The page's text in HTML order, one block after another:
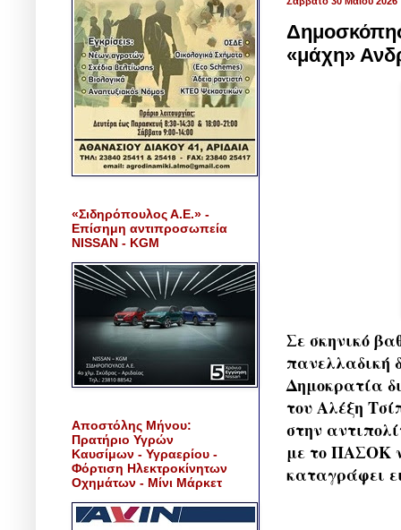
«μάχη»
Σε σκηνικό
πανελλαδική
Δημοκρατία
του Αλέξη
στην
με το ΠΑΣΟΚ
καταγράφει
«Σιδηρόπουλος Α.Ε.» -
Επίσημη αντιπροσωπεία
NISSAN - KGM
Αποστόλης Μήνου:
Πρατήριο Υγρών
Καυσίμων - Υγραερίου -
Φόρτιση Ηλεκτροκίνητων
Οχημάτων - Μίνι Μάρκετ